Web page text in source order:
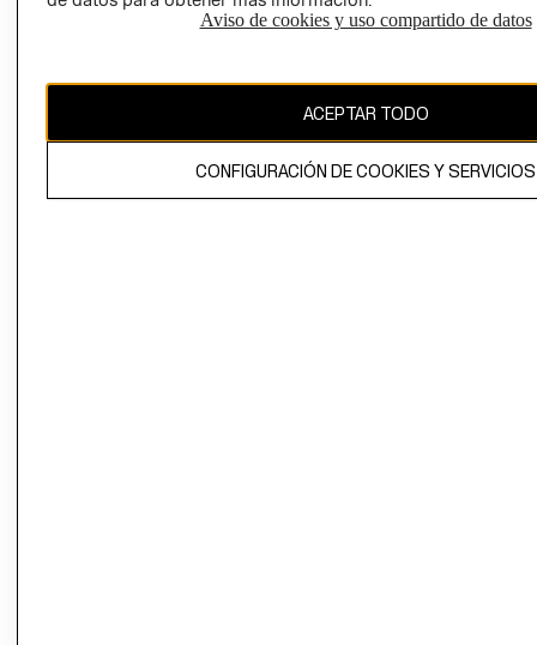
CAMBIAR REGIÓN
El contenido de esta página web está protegido por copyright y es
Aviso de cookies y uso compartido de datos
ACEPTAR TODO
CONFIGURACIÓN DE COOKIES Y SERVICIOS